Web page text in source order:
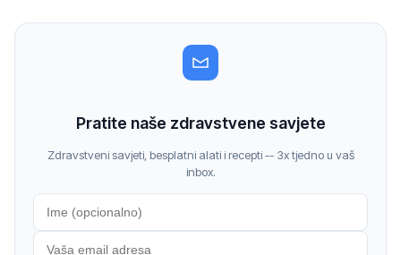
Pratite naše zdravstvene savjete
Zdravstveni savjeti, besplatni alati i recepti -- 3x tjedno u vaš
inbox.